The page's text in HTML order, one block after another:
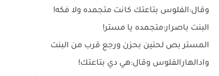
وقال:الفلوس بتاعتك كانت متجمده ولا فكه!
البنت باصرار:متجمده يا مستر!
المستر بص لحنين بحزن ورجع قرب من البنت
وادالهارالفلوس وقال:هي دي بتاعتك!